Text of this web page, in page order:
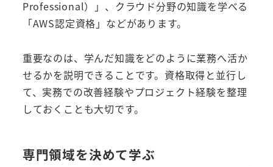
Professional）」、クラウド分野の知識を学べる
「AWS認定資格」などがあります。
重要なのは、学んだ知識をどのように業務へ活か
せるかを説明できることです。資格取得と並行し
て、実務での改善経験やプロジェクト経験を整理
しておくことも大切です。
専門領域を決めて学ぶ